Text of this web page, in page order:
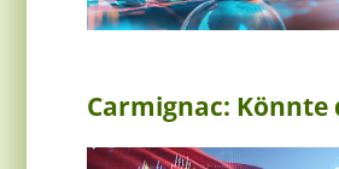
Carmignac: